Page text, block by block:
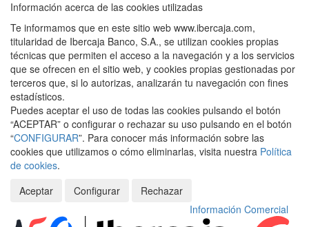
Información acerca de las cookies utilizadas
Te informamos que en este sitio web www.ibercaja.com,
titularidad de Ibercaja Banco, S.A., se utilizan cookies propias
técnicas que permiten el acceso a la navegación y a los servicios
que se ofrecen en el sitio web, y cookies propias gestionadas por
terceros que, si lo autorizas, analizarán tu navegación con fines
estadísticos.
Puedes aceptar el uso de todas las cookies pulsando el botón
“ACEPTAR” o configurar o rechazar su uso pulsando en el botón
“CONFIGURAR”. Para conocer más información sobre las
cookies que utilizamos o cómo eliminarlas, visita nuestra Política
de cookies.
Aceptar
Configurar
Rechazar
Información Comercial